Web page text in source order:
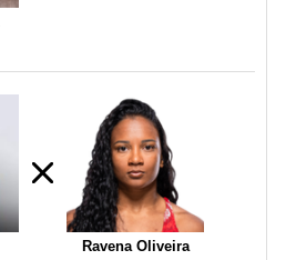
Ravena Oliveira